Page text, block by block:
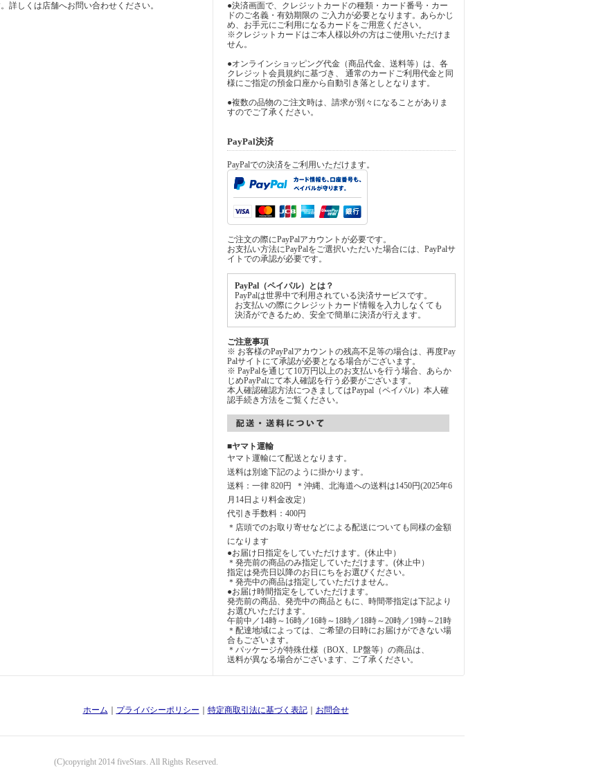
詳しくは店舗へお問い合わせください。
●決済画面で、クレジットカードの種類・カード番号・カー
ドのご名義・有効期限の ご入力が必要となります。あらかじ
め、お手元にご利用になるカードをご用意ください。
※クレジットカードはご本人様以外の方はご使用いただけま
せん。
●オンラインショッピング代金（商品代金、送料等）は、各
クレジット会員規約に基づき、 通常のカードご利用代金と同
様にご指定の預金口座から自動引き落としとなります。
●複数の品物のご注文時は、請求が別々になることがありま
すのでご了承ください。
PayPal決済
PayPalでの決済をご利用いただけます。
ご注文の際にPayPalアカウントが必要です。
お支払い方法にPayPalをご選択いただいた場合には、PayPalサ
イトでの承認が必要です。
PayPal（ペイパル）とは？
PayPalは世界中で利用されている決済サービスです。
お支払いの際にクレジットカード情報を入力しなくても
決済ができるため、安全で簡単に決済が行えます。
ご注意事項
※ お客様のPayPalアカウントの残高不足等の場合は、再度Pay
Palサイトにて承認が必要となる場合がございます。
※ PayPalを通じて10万円以上のお支払いを行う場合、あらか
じめPayPalにて本人確認を行う必要がございます。
本人確認確認方法につきましてはPaypal（ペイパル）本人確
認手続き方法をご覧ください。
■ヤマト運輸
ヤマト運輸にて配送となります。
送料は別途下記のように掛かります。
送料：一律 820円 ＊沖縄、北海道への送料は1450円(2025年6
月14日より料金改定）
代引き手数料：400円
＊店頭でのお取り寄せなどによる配送についても同様の金額
になります
●お届け日指定をしていただけます。(休止中）
＊発売前の商品のみ指定していただけます。(休止中）
指定は発売日以降のお日にちをお選びください。
＊発売中の商品は指定していただけません。
●お届け時間指定をしていただけます。
発売前の商品、発売中の商品ともに、時間帯指定は下記より
お選びいただけます。
午前中／14時～16時／16時～18時／18時～20時／19時～21時
＊配達地域によっては、ご希望の日時にお届けができない場
合もございます。
＊パッケージが特殊仕様（BOX、LP盤等）の商品は、
送料が異なる場合がございます、ご了承ください。
ホーム プライバシーポリシー 特定商取引法に基づく表記｜ お問合せ
(C)copyright 2014 fiveStars. All Rights Reserved.